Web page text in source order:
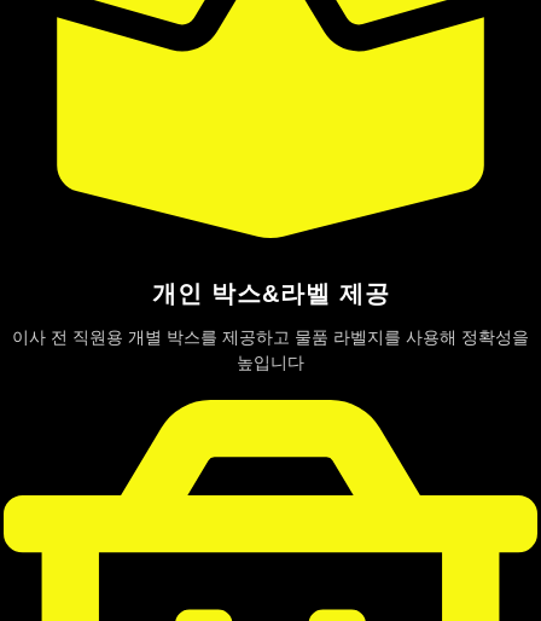
개인 박스&라벨 제공
이사 전 직원용 개별 박스를 제공하고 물품 라벨지를 사용해 정확성을
높입니다